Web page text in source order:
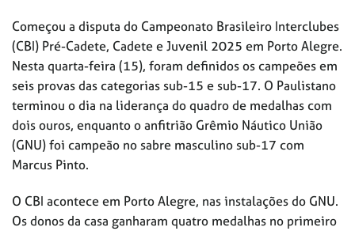
Começou a disputa do Campeonato Brasileiro Interclubes
(CBI) Pré-Cadete, Cadete e Juvenil 2025 em Porto Alegre.
Nesta quarta-feira (15), foram definidos os campeões em
seis provas das categorias sub-15 e sub-17. O Paulistano
terminou o dia na liderança do quadro de medalhas com
dois ouros, enquanto o anfitrião Grêmio Náutico União
(GNU) foi campeão no sabre masculino sub-17 com
Marcus Pinto.
O CBI acontece em Porto Alegre, nas instalações do GNU.
Os donos da casa ganharam quatro medalhas no primeiro